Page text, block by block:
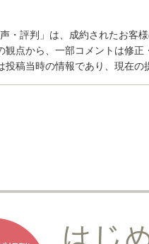
・評判」は、成約されたお客
点から、一部コメントは修正
稿当時の情報であり、現在の